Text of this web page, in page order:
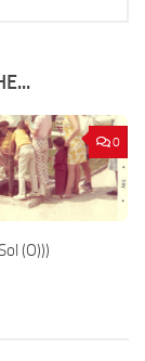
0
(O​)​)​)